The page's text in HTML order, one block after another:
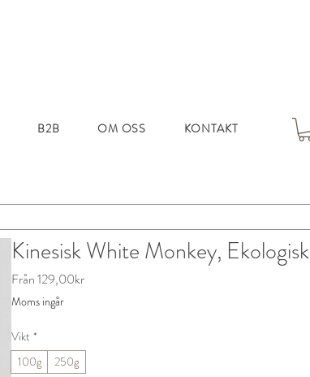
B2B OM OSS KONTAKT
Kinesisk White Monkey, Ekologisk
Från129,00krReapris
Moms ingår
Vikt *
100g
250g